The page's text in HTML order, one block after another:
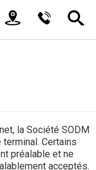
la Société SODM
Certains
préalable et ne
acceptés.